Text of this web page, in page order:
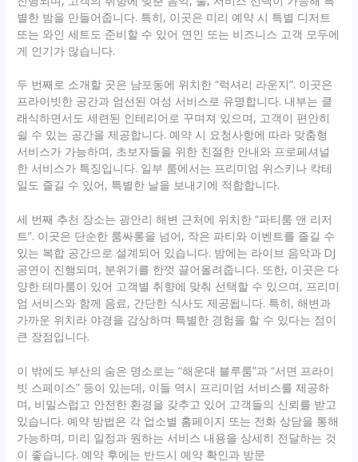
별한 밤을 만들어줍니다. 특히, 이곳은 미리 예약 시 특별 디저트
또는 와인 세트도 준비할 수 있어 연인 또는 비즈니스 고객 모두에
게 인기가 많습니다.
두 번째로 소개할 곳은 남포동에 위치한 “럭셔리 라운지”. 이곳은
프라이빗한 공간과 엄선된 여성 서비스로 유명합니다. 내부는 클
래식하면서도 세련된 인테리어로 꾸며져 있으며, 고객이 편안히
쉴 수 있는 공간을 제공합니다. 예약 시 요청사항에 따라 맞춤형
서비스가 가능하며, 초보자들을 위한 친절한 안내와 프로페셔널
한 서비스가 특징입니다. 일부 룸에서는 프리미엄 위스키나 칵테
일도 즐길 수 있어, 특별한 날을 보내기에 적합합니다.
세 번째 추천 장소는 광안리 해변 근처에 위치한 “파티룸 앤 리저
트”. 이곳은 단순한 룸싸롱을 넘어, 작은 파티와 이벤트를 즐길 수
있는 복합 공간으로 설계되어 있습니다. 밤에는 라이브 음악과 DJ
공연이 진행되며, 분위기를 한껏 끌어올려줍니다. 또한, 이곳은 다
양한 테마룸이 있어 고객별 취향에 맞춰 선택할 수 있으며, 프리미
엄 서비스와 함께 음료, 간단한 식사도 제공됩니다. 특히, 해변과
가까운 위치라 야경을 감상하며 특별한 경험을 할 수 있다는 점이
큰 장점입니다.
이 밖에도 부산의 숨은 명소로는 “해운대 블루룸”과 “서면 프라이
빗 스페이스” 등이 있는데, 이들 역시 프리미엄 서비스를 제공하
며, 비밀스럽고 안전한 환경을 갖추고 있어 고객들의 신뢰를 받고
있습니다. 예약 방법은 각 업소별 홈페이지 또는 전화 상담을 통해
가능하며, 미리 일정과 원하는 서비스 내용을 상세히 전달하는 것
이 좋습니다. 예약 후에는 반드시 예약 확인과 방문